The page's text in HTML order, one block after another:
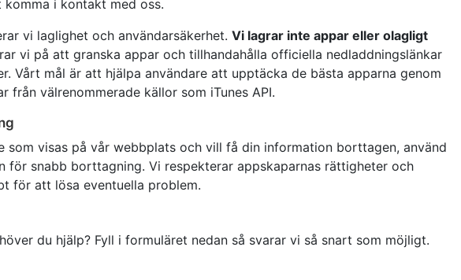
i kontakt med oss.
vi laglighet och användarsäkerhet. Vi lagrar inte appar eller olagligt
vi på att granska appar och tillhandahålla officiella nedladdningslänkar
Vårt mål är att hjälpa användare att upptäcka de bästa apparna genom
från välrenommerade källor som iTunes API.
som visas på vår webbplats och vill få din information borttagen, använd
för snabb borttagning. Vi respekterar appskaparnas rättigheter och
för att lösa eventuella problem.
du hjälp? Fyll i formuläret nedan så svarar vi så snart som möjligt.